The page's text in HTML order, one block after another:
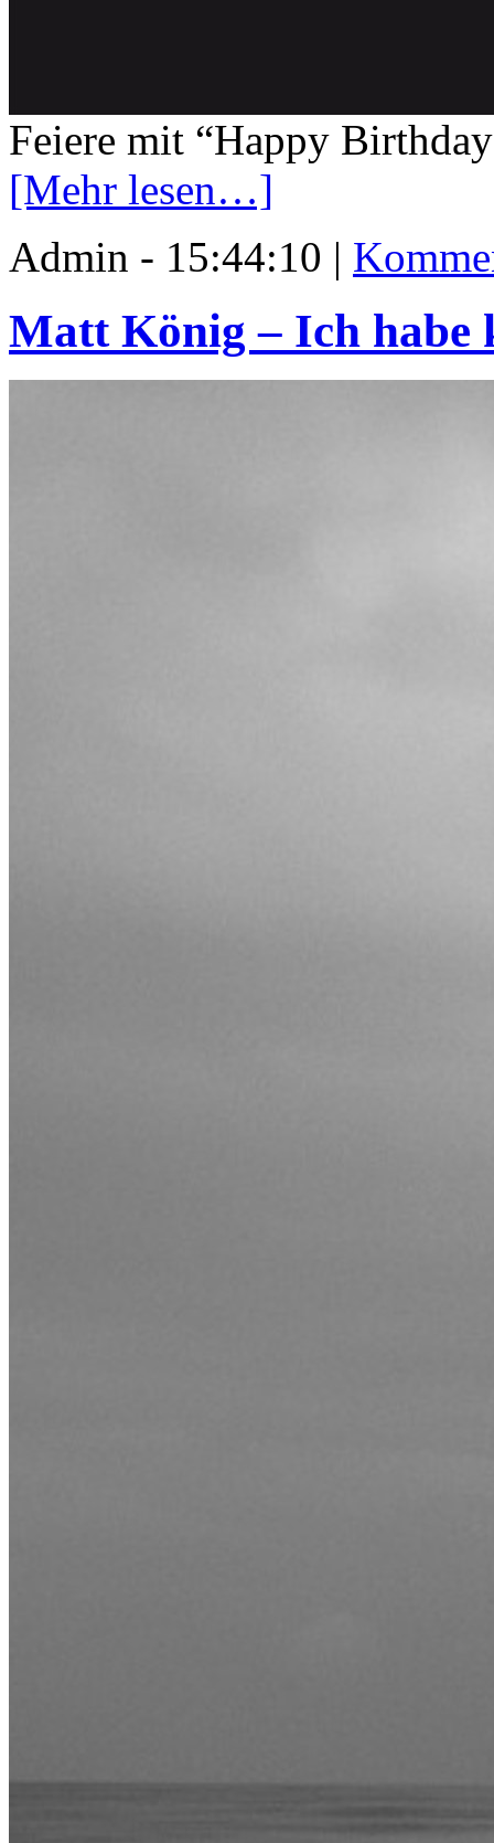
Feiere mit “Happy
[Mehr lesen…]
Admin - 15:44:10 |
Matt König – Ich habe